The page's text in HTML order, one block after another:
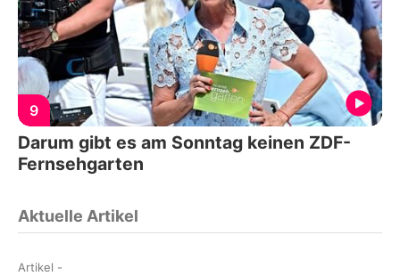
9
Darum gibt es am Sonntag keinen ZDF-
Fernsehgarten
Aktuelle Artikel
Artikel -